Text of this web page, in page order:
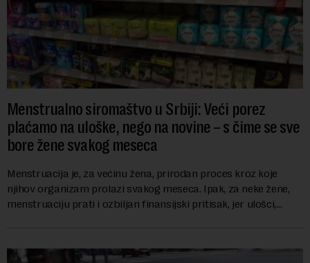
Menstrualno siromaštvo u Srbiji: Veći porez
plaćamo na uloške, nego na novine – s čime se sve
bore žene svakog meseca
Menstruacija je, za većinu žena, prirodan proces kroz koje
njihov organizam prolazi svakog meseca. Ipak, za neke žene,
menstruaciju prati i ozbiljan finansijski pritisak, jer ulošci,